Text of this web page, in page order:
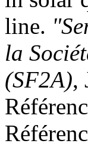
line.
la
(SF2A),